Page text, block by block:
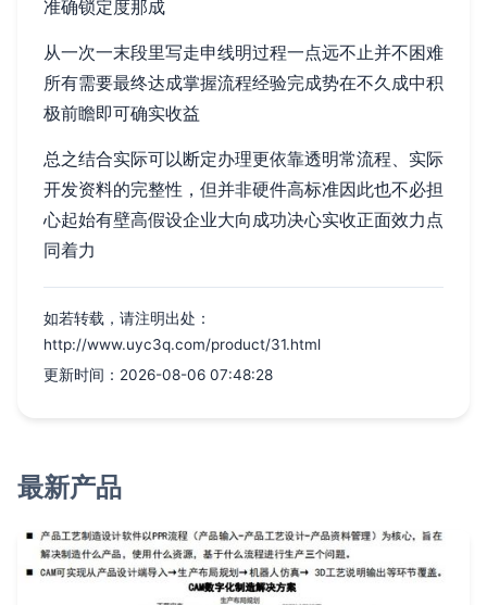
准确锁定度那成
从一次一末段里写走申线明过程一点远不止并不困难
所有需要最终达成掌握流程经验完成势在不久成中积
极前瞻即可确实收益
总之结合实际可以断定办理更依靠透明常流程、实际
开发资料的完整性，但并非硬件高标准因此也不必担
心起始有壁高假设企业大向成功决心实收正面效力点
同着力
如若转载，请注明出处：
http://www.uyc3q.com/product/31.html
更新时间：2026-08-06 07:48:28
最新产品